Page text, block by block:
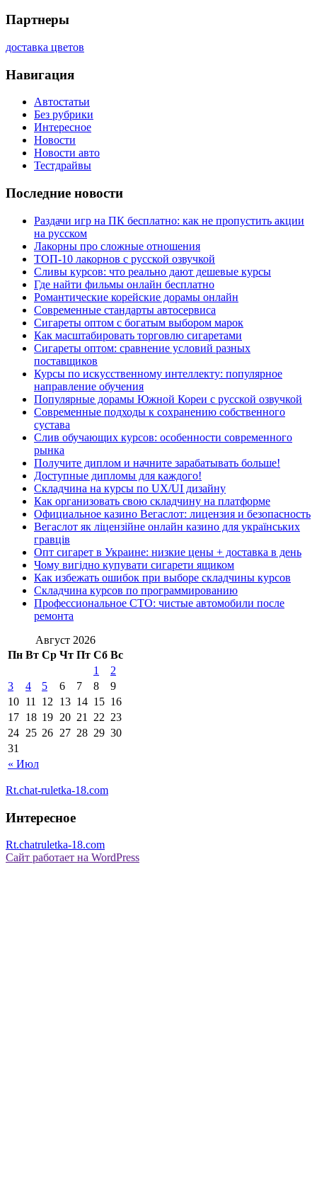
Партнеры
доставка цветов
Навигация
Автостатьи
Без рубрики
Интересное
Новости
Новости авто
Тестдрайвы
Последние новости
Раздачи игр на ПК бесплатно: как не пропустить акции
на русском
Лакорны про сложные отношения
ТОП-10 лакорнов с русской озвучкой
Сливы курсов: что реально дают дешевые курсы
Где найти фильмы онлайн бесплатно
Романтические корейские дорамы онлайн
Современные стандарты автосервиса
Сигареты оптом с богатым выбором марок
Как масштабировать торговлю сигаретами
Сигареты оптом: сравнение условий разных
поставщиков
Курсы по искусственному интеллекту: популярное
направление обучения
Популярные дорамы Южной Кореи с русской озвучкой
Современные подходы к сохранению собственного
сустава
Слив обучающих курсов: особенности современного
рынка
Получите диплом и начните зарабатывать больше!
Доступные дипломы для каждого!
Складчина на курсы по UX/UI дизайну
Как организовать свою складчину на платформе
Официальное казино Вегаслот: лицензия и безопасность
Вегаслот як ліцензійне онлайн казино для українських
гравців
Опт сигарет в Украине: низкие цены + доставка в день
Чому вигідно купувати сигарети ящиком
Как избежать ошибок при выборе складчины курсов
Складчина курсов по программированию
Профессиональное СТО: чистые автомобили после
ремонта
Август 2026
Пн Вт Ср Чт Пт Сб Вс
« Июл
1
2
3
4 5 6 7 8
9
10 11 12 13 14 15 16
17 18 19 20 21 22 23
24 25 26 27 28 29 30
31
Rt.chat-ruletka-18.com
Интересное
Rt.chatruletka-18.com
Сайт работает на WordPress